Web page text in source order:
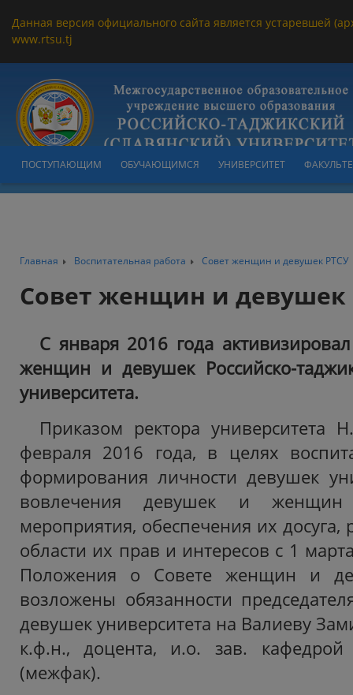
Данная версия официального сайта является устаревшей
www.rtsu.tj
ПОСТУПАЮЩИМ ОБУЧАЮЩИМСЯ УНИВЕРСИТЕТ
Главная Воспитательная работа Совет женщин и девушек РТСУ
Совет женщин и девушек
С января 2016 года
женщин и девушек Российско-
университета.
Приказом ректора университета
февраля 2016 года, в целях
формирования личности девушек
вовлечения девушек и
мероприятия, обеспечения их
области их прав и интересов с 1
Положения о Совете женщин и
возложены обязанности
девушек университета на Валиеву
к.ф.н., доцента, и.о. зав. кафедрой
(межфак).